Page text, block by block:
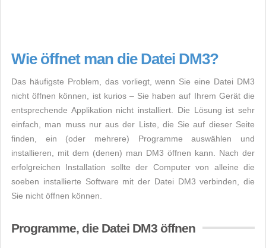
Wie öffnet man die Datei DM3?
Das häufigste Problem, das vorliegt, wenn Sie eine Datei DM3
nicht öffnen können, ist kurios – Sie haben auf Ihrem Gerät die
entsprechende Applikation nicht installiert. Die Lösung ist sehr
einfach, man muss nur aus der Liste, die Sie auf dieser Seite
finden, ein (oder mehrere) Programme auswählen und
installieren, mit dem (denen) man DM3 öffnen kann. Nach der
erfolgreichen Installation sollte der Computer von alleine die
soeben installierte Software mit der Datei DM3 verbinden, die
Sie nicht öffnen können.
Programme, die Datei DM3 öffnen